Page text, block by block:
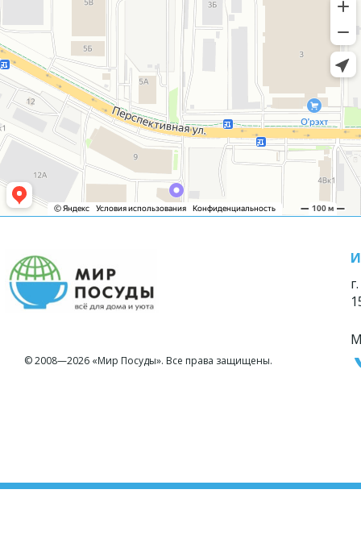
© 2008—2026 «Мир Посуды». Все права защищены.